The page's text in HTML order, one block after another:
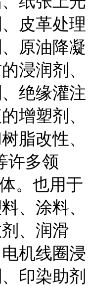
皮革处理
原油降凝
浸润剂、
绝缘灌注
增塑剂、
脂改性、
许多领
。也用于
、涂料、
、润滑
机线圈浸
印染助剂